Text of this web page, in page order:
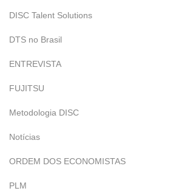
DISC Talent Solutions
DTS no Brasil
ENTREVISTA
FUJITSU
Metodologia DISC
Notícias
ORDEM DOS ECONOMISTAS
PLM